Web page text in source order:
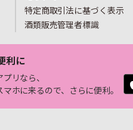
特定商取引法に基づく表示
酒類販売管理者標識
利に
リなら、
ホに来るので、さらに便利。